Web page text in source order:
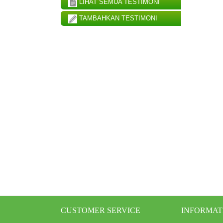
LIHAT SEMUA TESTIMONI
TAMBAHKAN TESTIMONI
CUSTOMER SERVICE